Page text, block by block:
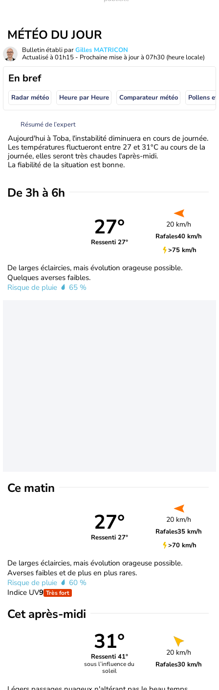
MÉTÉO DU JOUR
Bulletin établi parGilles MATRICON
Actualisé à 01h15 - Prochaine mise à jour à 07h30 (heure locale)
En bref
Radar météo Heure par Heure Comparateur météo Pollens
Résumé de l’expert
Aujourd'hui à Toba, l'instabilité diminuera en cours de journée.
Les températures fluctueront entre 27 et 31°C au cours de la
journée, elles seront très chaudes l'après-midi.
La fiabilité de la situation est bonne.
De 3h à 6h
27°
Ressenti 27°
20 km/h
Rafales40 km/h
>75 km/h
De larges éclaircies, mais évolution orageuse possible.
Quelques averses faibles.
Risque de pluie
65 %
Ce matin
27°
Ressenti 27°
20 km/h
Rafales35 km/h
>70 km/h
De larges éclaircies, mais évolution orageuse possible.
Averses faibles et de plus en plus rares.
Risque de pluie
60 %
Indice UV9 Très fort
Cet après-midi
31°
Ressenti 41°
sous l’influence du
soleil
20 km/h
Rafales30 km/h